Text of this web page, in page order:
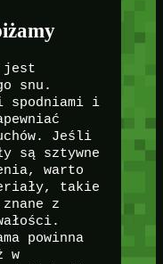
jest
snu.
spodniami i
Jeśli
są sztywne
warto
takie
z
powinna
w